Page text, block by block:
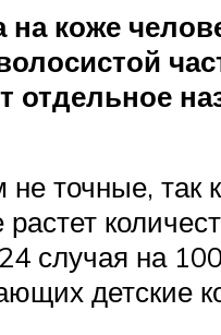
на коже
отдельное
точные, так
случая на
детские